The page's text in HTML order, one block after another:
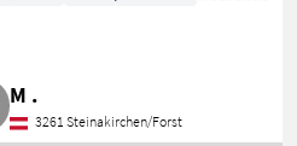
M .
3261 Steinakirchen/Forst